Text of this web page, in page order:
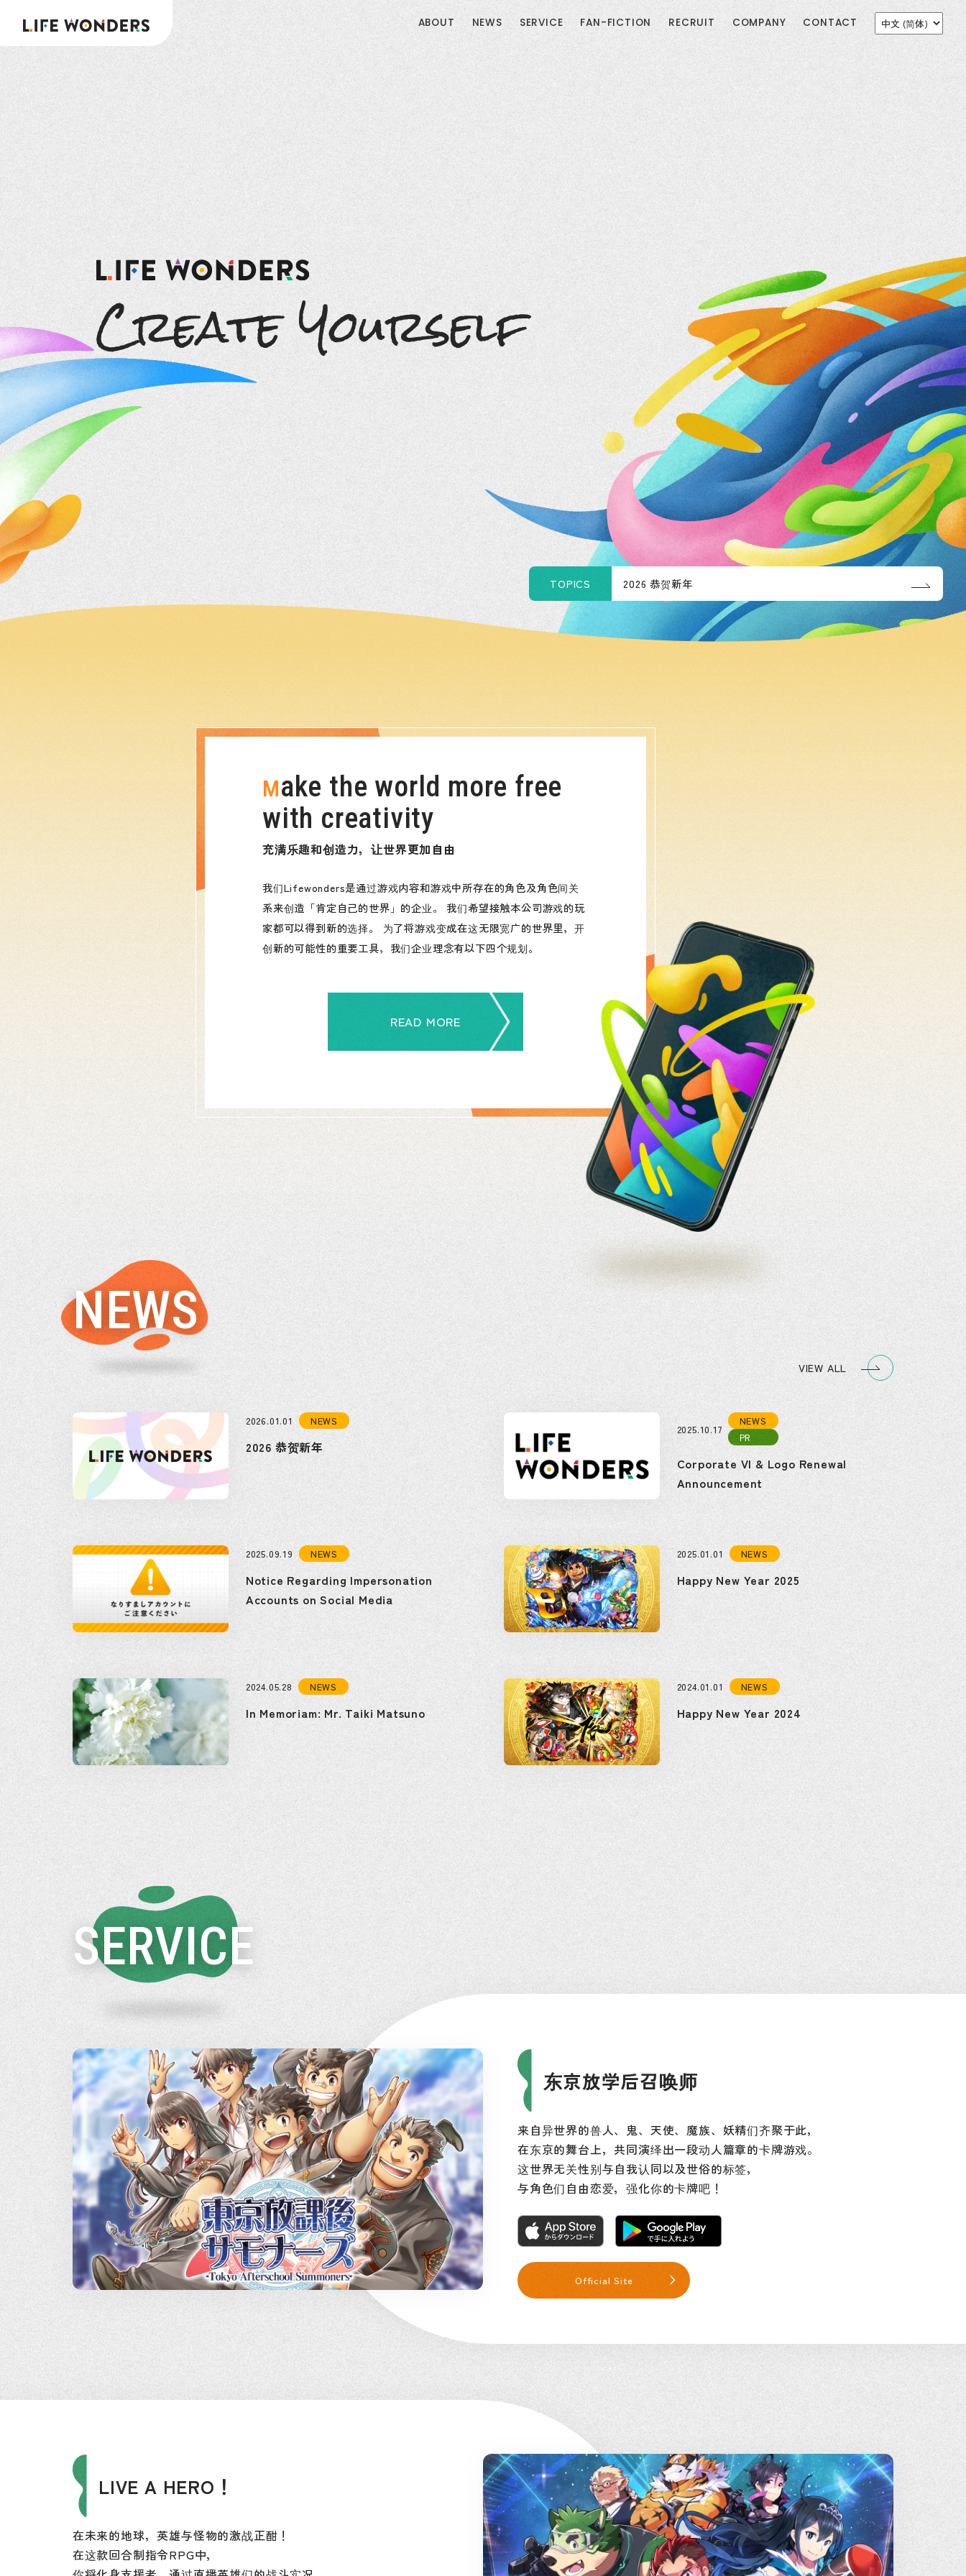
ABOUT NEWS SERVICE FAN-FICTION RECRUIT COMPANY CONTACT
TOPICS 2026 恭贺新年
Make the world more free
with creativity
充满乐趣和创造力，让世界更加自由
我们Lifewonders是通过游戏内容和游戏中所存在的角色及角色间关
系来创造「肯定自己的世界」的企业。 我们希望接触本公司游戏的玩
家都可以得到新的选择。 为了将游戏变成在这无限宽广的世界里，开
创新的可能性的重要工具，我们企业理念有以下四个规划。
READ MORE
NEWS
VIEW ALL
2026.01.01 NEWS
2026 恭贺新年
2025.10.17
NEWS
PR
Corporate VI & Logo Renewal
Announcement
2025.09.19 NEWS
Notice Regarding Impersonation
Accounts on Social Media
2025.01.01 NEWS
Happy New Year 2025
2024.05.28 NEWS
In Memoriam: Mr. Taiki Matsuno
2024.01.01 NEWS
Happy New Year 2024
SERVICE
东京放学后召唤师
来自异世界的兽人、鬼、天使、魔族、妖精们齐聚于此，
在东京的舞台上，共同演绎出一段动人篇章的卡牌游戏。
这世界无关性别与自我认同以及世俗的标签，
与角色们自由恋爱，强化你的卡牌吧！
Official Site
LIVE A HERO！
在未来的地球，英雄与怪物的激战正酣！
在这款回合制指令RPG中，